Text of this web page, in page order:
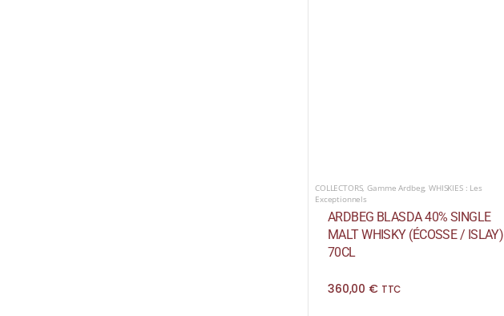
COLLECTORS,Gamme Ardbeg,WHISKIES : Les
Exceptionnels
ARDBEG BLASDA 40% SINGLE
MALT WHISKY (ÉCOSSE / ISLAY)
70CL
360,00 € TTC